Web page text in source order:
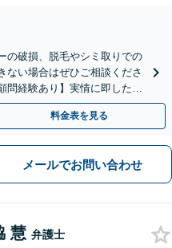
の破損、脱毛やシミ取りでの
ない場合はぜひご相談くださ
問経験あり】実情に即したア
決を目指します。
料金表を見る
メールでお問い合わせ
慧 弁護士